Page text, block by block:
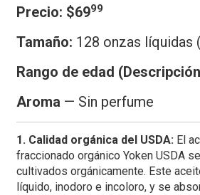
Precio: $6999
Tamaño: 128 onzas líquidas
Rango de edad
Aroma — Sin perfume
1. Calidad orgánica del USDA: El
fraccionado orgánico Yoken USDA
cultivados orgánicamente. Este
líquido, inodoro e incoloro, y se